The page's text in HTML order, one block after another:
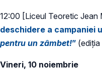
12:00 [Liceul Teoretic Jean
deschidere a campaniei
pentru un zâmbet!”
Vineri, 10 noiembrie